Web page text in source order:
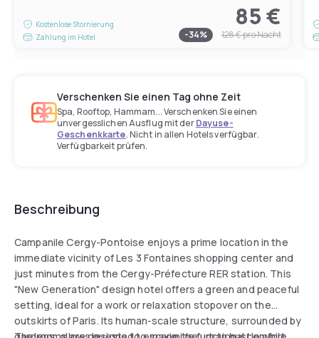
Kostenlose Stornierung
Zahlung im Hotel
85 €
-34% 128 €pro Nacht
Verschenken Sie einen Tag ohne Zeit
Spa, Rooftop, Hammam... Verschenken Sie einen
unvergesslichen Ausflug mit derDayuse-
Geschenkkarte. Nicht in allen Hotels verfügbar.
Verfügbarkeit prüfen.
Beschreibung
Campanile Cergy-Pontoise enjoys a prime location in the
immediate vicinity of Les 3 Fontaines shopping center and
just minutes from the Cergy-Préfecture RER station. This
"New Generation" design hotel offers a green and peaceful
setting, ideal for a work or relaxation stopover on the
outskirts of Paris. Its human-scale structure, surrounded by